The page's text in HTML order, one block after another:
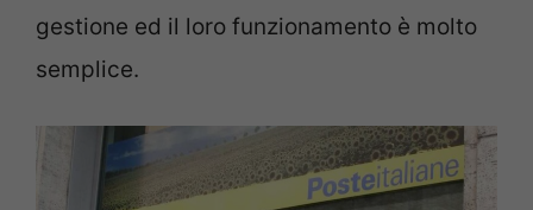
gestione ed il loro funzionamento è molto
semplice.